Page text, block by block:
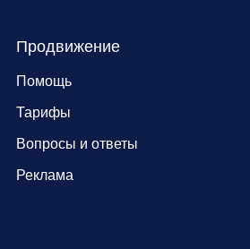
Продвижение
Помощь
Тарифы
Вопросы и ответы
Реклама